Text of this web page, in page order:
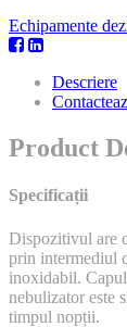
Echipamente
Descriere
Product
Specificații
Dispozitivul are
prin intermediul
inoxidabil.
nebulizator este
timpul nopții.